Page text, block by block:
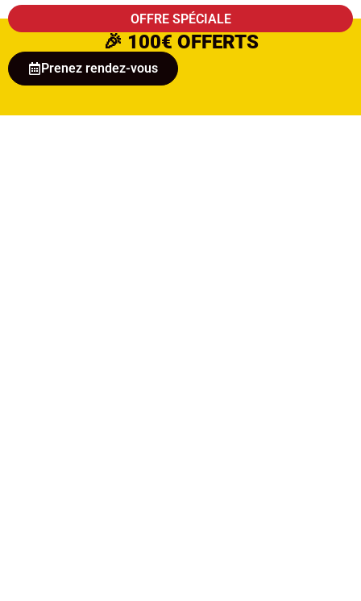
OFFRE SPÉCIALE
🎉 100€ OFFERTS
Prenez rendez-vous